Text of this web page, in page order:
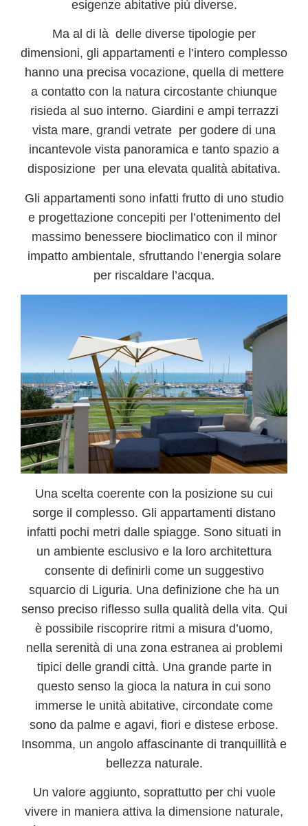
esigenze abitative più diverse.
Ma al di là delle diverse tipologie per
dimensioni, gli appartamenti e l’intero complesso
hanno una precisa vocazione, quella di mettere
a contatto con la natura circostante chiunque
risieda al suo interno. Giardini e ampi terrazzi
vista mare, grandi vetrate per godere di una
incantevole vista panoramica e tanto spazio a
disposizione per una elevata qualità abitativa.
Gli appartamenti sono infatti frutto di uno studio
e progettazione concepiti per l’ottenimento del
massimo benessere bioclimaticocon il minor
impatto ambientale, sfruttando l’energia solare
per riscaldare l’acqua.
Una scelta coerente con la posizione su cui
sorge il complesso. Gli appartamenti distano
infatti pochi metri dalle spiagge. Sono situati in
un ambiente esclusivo e la loro architettura
consente di definirli come un suggestivo
squarcio di Liguria. Una definizione che ha un
senso preciso riflesso sulla qualità della vita. Qui
è possibile riscoprire ritmi a misura d’uomo,
nella serenità di una zona estranea ai problemi
tipici delle grandi città. Una grande parte in
questo senso la gioca la natura in cui sono
immerse le unità abitative, circondate come
sono da palme e agavi, fiori e distese erbose.
Insomma, un angolo affascinante di tranquillità e
bellezza naturale.
Un valore aggiunto, soprattutto per chi vuole
vivere in maniera attiva la dimensione naturale,